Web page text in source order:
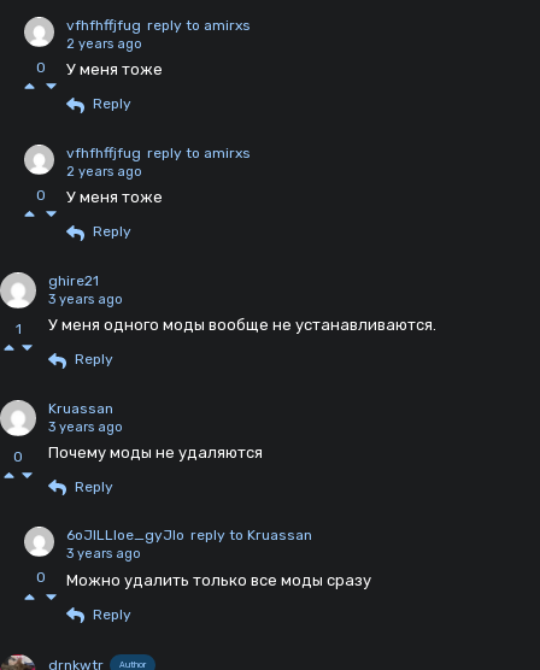
0
vfhfhffjfug reply to amirxs
2 years ago
У меня тоже
Reply
0
vfhfhffjfug reply to amirxs
2 years ago
У меня тоже
Reply
1
ghire21
3 years ago
У меня одного моды вообще не устанавливаются.
Reply
0
Kruassan
3 years ago
Почему моды не удаляются
Reply
0
6oJlLLloe_gyJlo reply to Kruassan
3 years ago
Можно удалить только все моды сразу
Reply
drnkwtr Author